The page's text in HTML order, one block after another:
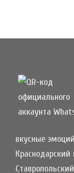
вкусные